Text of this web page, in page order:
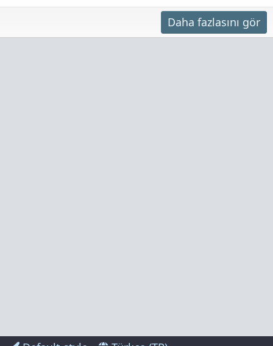
Daha fazlasını gör